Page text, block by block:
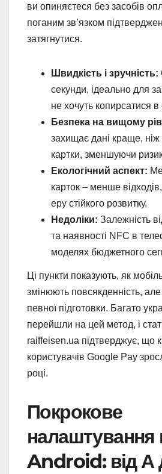
ви опиняєтеся без засобів
поганим зв’язком
затягнутися.
Швидкість і зручність:
секунди, ідеально для
не хочуть копирсатися в
Безпека на вищому
захищає дані краще, ніж
картки, зменшуючи
Екологічний аспект:
карток – менше
еру стійкого розвитку.
Недоліки: Залежність
та наявності NFC в
моделях бюджетного
Ці пункти показують, як
змінюють повсякденність,
певної підготовки. Багато
перейшли на цей метод, і
raiffeisen.ua підтверджує, що
користувачів Google Pay
році.
Покрокове
налаштування
Android: від А